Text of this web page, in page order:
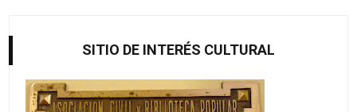
SITIO DE INTERÉS CULTURAL